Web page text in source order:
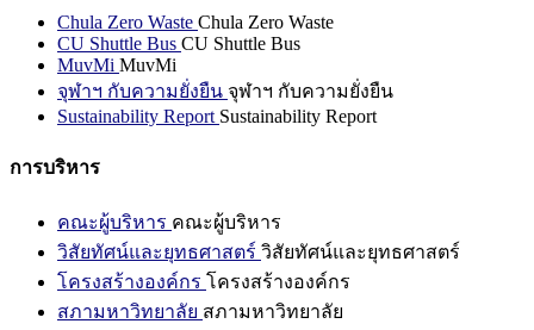
Chula Zero Waste Chula Zero Waste
CU Shuttle Bus CU Shuttle Bus
MuvMi MuvMi
จุฬาฯ กับความยั่งยืน จุฬาฯ กับความยั่งยืน
Sustainability Report Sustainability Report
การบริหาร
คณะผู้บริหาร คณะผู้บริหาร
วิสัยทัศน์และยุทธศาสตร์ วิสัยทัศน์และยุทธศาสตร์
โครงสร้างองค์กร โครงสร้างองค์กร
สภามหาวิทยาลัย สภามหาวิทยาลัย